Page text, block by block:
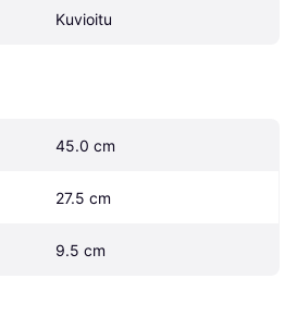
Kuvioitu
45.0 cm
27.5 cm
9.5 cm